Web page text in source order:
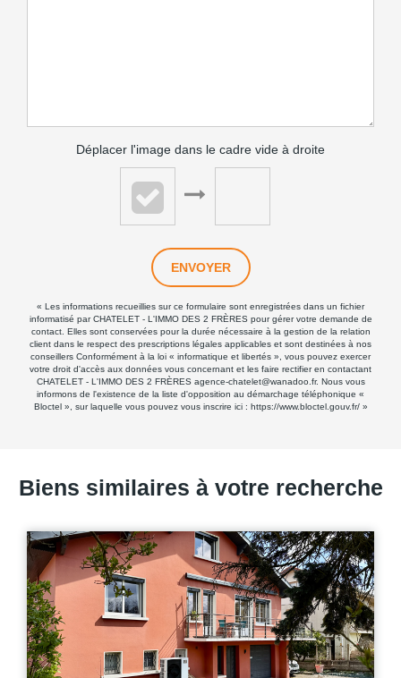
Déplacer l'image dans le cadre vide à droite
ENVOYER
« Les informations recueillies sur ce formulaire sont enregistrées dans un fichier
informatisé par CHATELET - L'IMMO DES 2 FRÈRES pour gérer votre demande de
contact. Elles sont conservées pour la durée nécessaire à la gestion de la relation
client dans le respect des prescriptions légales applicables et sont destinées à nos
conseillers Conformément à la loi « informatique et libertés », vous pouvez exercer
votre droit d'accès aux données vous concernant et les faire rectifier en contactant
CHATELET - L'IMMO DES 2 FRÈRES agence-chatelet@wanadoo.fr. Nous vous
informons de l'existence de la liste d'opposition au démarchage téléphonique «
Bloctel », sur laquelle vous pouvez vous inscrire ici : https://www.bloctel.gouv.fr/»
Biens similaires à votre recherche